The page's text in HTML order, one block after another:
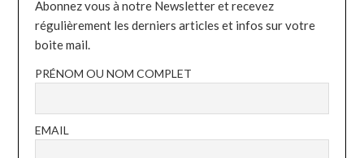
Abonnez vous à notre Newsletter et recevez
régulièrement les derniers articles et infos sur votre
boite mail.
PRÉNOM OU NOM COMPLET
EMAIL